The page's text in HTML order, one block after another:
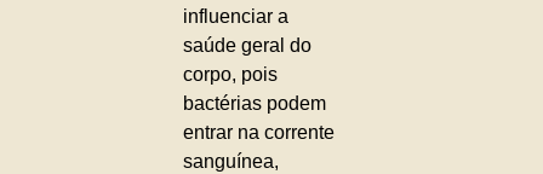
influenciar a
saúde geral do
corpo, pois
bactérias podem
entrar na corrente
sanguínea,